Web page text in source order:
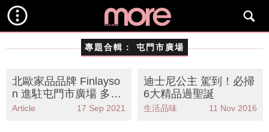
專題合輯： 屯門市廣場
​​北歐家品品牌 Finlayso
n 進駐屯門市廣場 多款
床品 ＋生活雜貨
Article 17 Sep 2021
迪士尼公主 駕到！必掃
6大精品過聖誕
生活品味 11 Nov 2016